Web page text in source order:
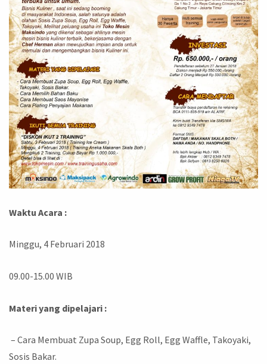
Waktu Acara :
Minggu, 4 Februari 2018
09.00-15.00 WIB
Materi yang dipelajari :
– Cara Membuat Zupa Soup, Egg Roll, Egg Waffle, Takoyaki,
Sosis Bakar.